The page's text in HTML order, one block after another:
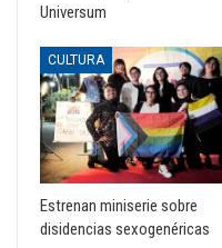
Universum
CULTURA
Estrenan miniserie sobre
disidencias sexogenéricas